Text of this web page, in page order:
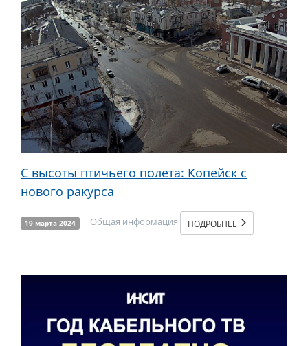
С высоты птичьего полета: Копейск с
нового ракурса
19 марта 2024 Общая информация ПОДРОБНЕЕ